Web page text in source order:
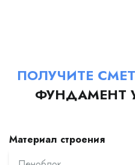
ПОЛУЧИТЕ
ФУНДАМЕНТ
Материал строения